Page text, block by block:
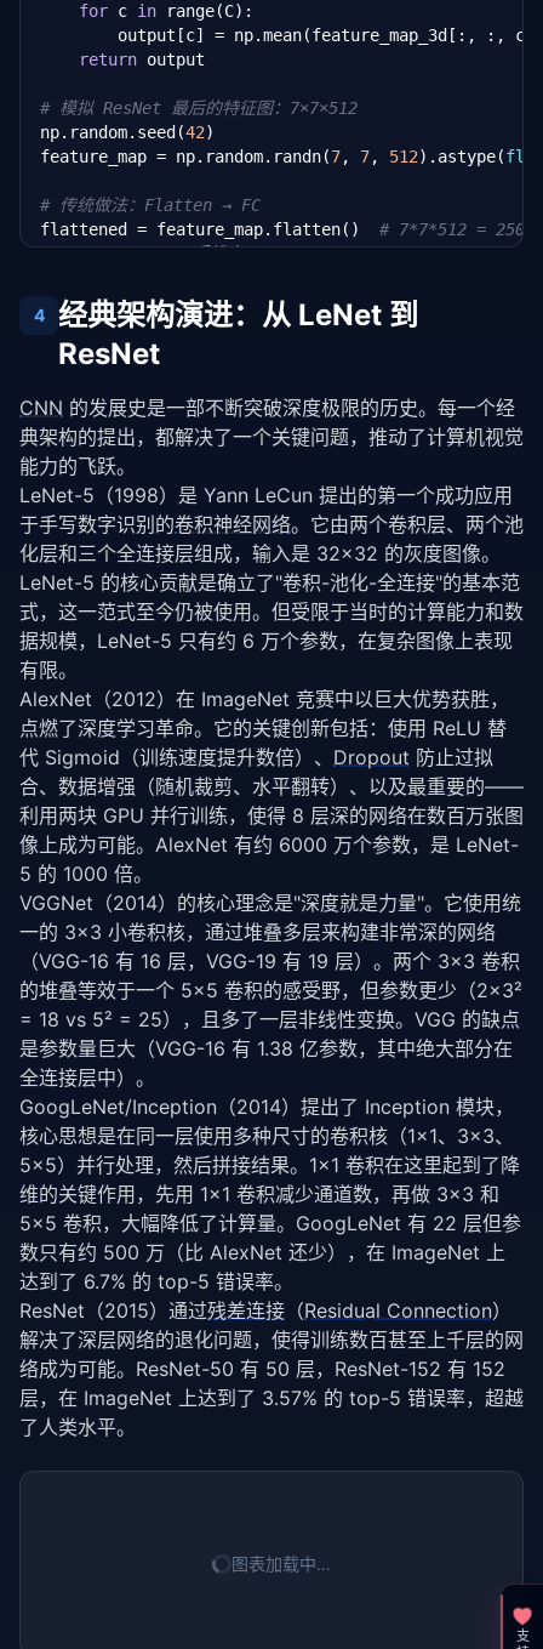
    [
1, 3 , 2 , 4],
6, 1, 2],
    [
3, 2, 8, 7],
], dtype=float)
print("输入特征图:")
print("\n最大池化 (2×2):"
print(max_pool2d(fm).astype(int))
for c in range(C):
        output[c] = np.mean(feature_map_3d[:, :, c])
return output
# 模拟 ResNet 最后的特征图：7×7×512
np.random.seed(42)
feature_map = np.random.randn(7, 7, 512).astype(
# 传统做法：Flatten → FC
flattened = feature_map.flatten() # 7*7*512 =
print(f"Flatten 后维度: {flattened.shape[0]}")
# 现代做法：GAP → FC
gap_output = global_average_pooling(feature_map)
print(f"如果接 1000 类 FC 层: 参数量 =
print(f"参数节省: {1 - gap_output.shape[0]/
4
经典架构演进：从 LeNet 到
ResNet
CNN 的发展史是一部不断突破深度极限的历史。每一个经
典架构的提出，都解决了一个关键问题，推动了计算机视觉
能力的飞跃。
LeNet-5（1998）是 Yann LeCun 提出的第一个成功应用
于手写数字识别的卷积神经网络。它由两个卷积层、两个池
化层和三个全连接层组成，输入是 32×32 的灰度图像。
LeNet-5 的核心贡献是确立了"卷积-池化-全连接"的基本范
式，这一范式至今仍被使用。但受限于当时的计算能力和数
据规模，LeNet-5 只有约 6 万个参数，在复杂图像上表现
有限。
AlexNet（2012）在 ImageNet 竞赛中以巨大优势获胜，
点燃了深度学习革命。它的关键创新包括：使用 ReLU 替
代 Sigmoid（训练速度提升数倍）、 Dropout 防止过拟
合、数据增强（随机裁剪、水平翻转）、以及最重要的——
利用两块 GPU 并行训练，使得 8 层深的网络在数百万张图
像上成为可能。AlexNet 有约 6000 万个参数，是 LeNet-
5 的 1000 倍。
VGGNet（2014）的核心理念是"深度就是力量"。它使用统
一的 3×3 小卷积核，通过堆叠多层来构建非常深的网络
（VGG-16 有 16 层，VGG-19 有 19 层）。两个 3×3 卷积
的堆叠等效于一个 5×5 卷积的感受野，但参数更少（2×3²
= 18 vs 5² = 25），且多了一层非线性变换。VGG 的缺点
是参数量巨大（VGG-16 有 1.38 亿参数，其中绝大部分在
全连接层中）。
GoogLeNet/Inception（2014）提出了 Inception 模块，
核心思想是在同一层使用多种尺寸的卷积核（1×1、3×3、
5×5）并行处理，然后拼接结果。1×1 卷积在这里起到了降
维的关键作用，先用 1×1 卷积减少通道数，再做 3×3 和
5×5 卷积，大幅降低了计算量。GoogLeNet 有 22 层但参
数只有约 500 万（比 AlexNet 还少），在 ImageNet 上
达到了 6.7% 的 top-5 错误率。
ResNet（2015）通过残差连接 （Residual Connection）
解决了深层网络的退化问题，使得训练数百甚至上千层的网
络成为可能。ResNet-50 有 50 层，ResNet-152 有 152
层，在 ImageNet 上达到了 3.57% 的 top-5 错误率，超越
了人类水平。
图表加载中…